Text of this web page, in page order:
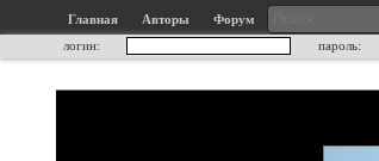
Главная Авторы
Форум
логин:
пароль: